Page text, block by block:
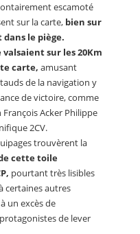
escamoté
sur la carte, bien sur
le piège.
sur les 20Km
carte, amusant
de la navigation y
de victoire, comme
François Acker Philippe
2CV.
trouvèrent la
cette toile
pourtant très lisibles
certaines autres
un excès de
de lever